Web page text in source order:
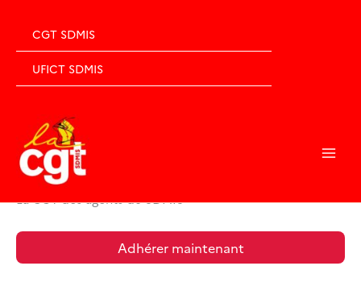
CGT SDMIS
UFICT SDMIS
CGT du SDMIS 69
La CGT des agents du SDMIS
Adhérer maintenant